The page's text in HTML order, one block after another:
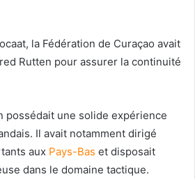
la Fédération de Curaçao avait
Rutten pour assurer la continuité
possédait une solide expérience
Il avait notamment dirigé
aux Pays-Bas et disposait
dans le domaine tactique.